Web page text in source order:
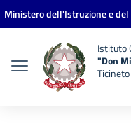
Vai ai contenuti
Vai al menu di navigazione
Vai al footer
Ministero dell'Istruzione e del
Istituto
"Don
Ticineto